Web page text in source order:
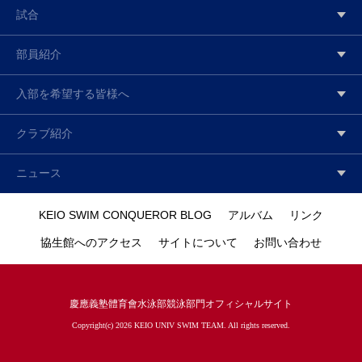
試合
部員紹介
入部を希望する皆様へ
クラブ紹介
ニュース
KEIO SWIM CONQUEROR BLOG アルバム リンク
協生館へのアクセス サイトについて お問い合わせ
慶應義塾體育會水泳部競泳部門オフィシャルサイト
Copyright(c) 2026 KEIO UNIV SWIM TEAM. All rights reserved.